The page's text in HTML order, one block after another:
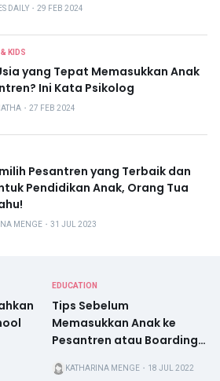
DAILY ・ 29 FEB 2024
KIDS
yang Tepat Memasukkan Anak
Ini Kata Psikolog
・ 27 FEB 2024
Pesantren yang Terbaik dan
Pendidikan Anak, Orang Tua
MENGE ・ 31 JUL 2023
EDUCATION
Tips Sebelum
Memasukkan Anak ke
Pesantren atau Boarding
KATHARINA MENGE ・ 18 JUL 2022